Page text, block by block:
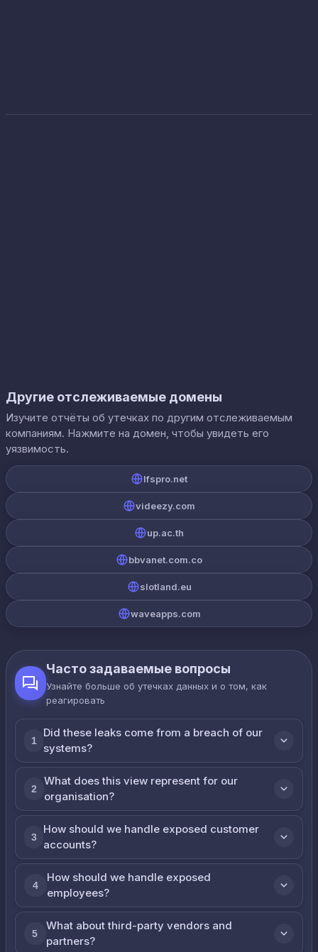
Другие отслеживаемые домены
Изучите отчёты об утечках по другим отслеживаемым
компаниям. Нажмите на домен, чтобы увидеть его
уязвимость.
lfspro.net
videezy.com
up.ac.th
bbvanet.com.co
slotland.eu
waveapps.com
Часто задаваемые вопросы
Узнайте больше об утечках данных и о том, как
реагировать
1
Did these leaks come from a breach of our
systems?
2
What does this view represent for our
organisation?
3
How should we handle exposed customer
accounts?
4
How should we handle exposed
employees?
5
What about third-party vendors and
partners?